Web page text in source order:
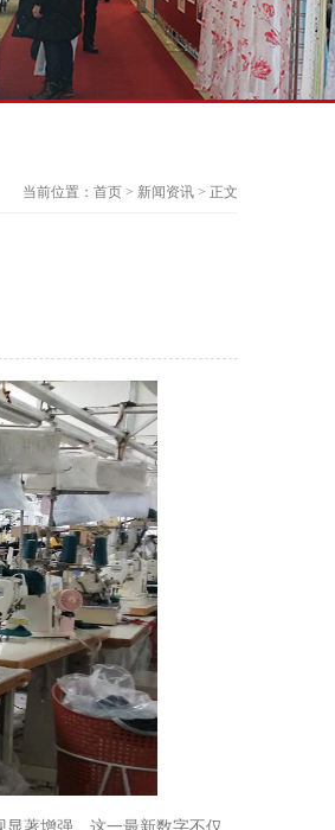
当前位置：首页 > 新闻资讯 > 正文